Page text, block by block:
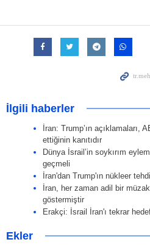
İlgili haberler
İran: Trump’ın açıklamaları,
ettiğinin kanıtıdır
Dünya İsrail’in soykırım
geçmeli
İran'dan Trump'ın nükleer
İran, her zaman adil bir
göstermiştir
Erakçi: İsrail İran'ı tekrar
Ekler